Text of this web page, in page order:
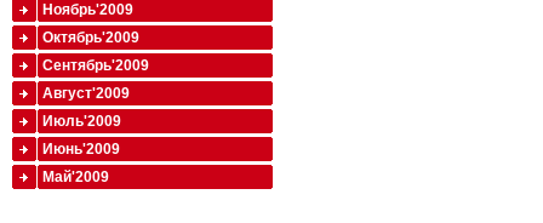
Ноябрь'2009
Октябрь'2009
Сентябрь'2009
Август'2009
Июль'2009
Июнь'2009
Май'2009